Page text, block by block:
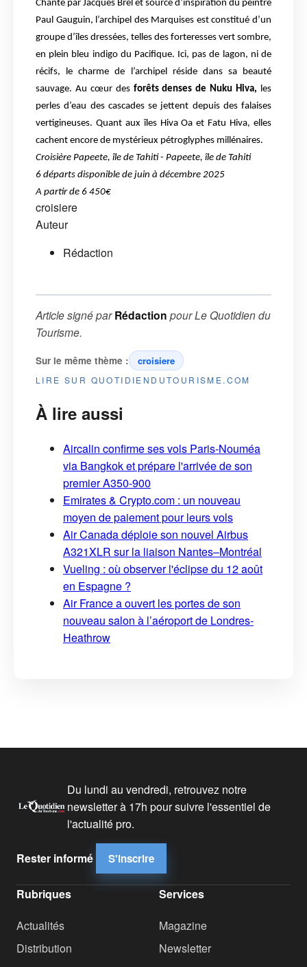
Chanté par Jacques Brel et source d’inspiration du peintre
Paul Gauguin, l’archipel des Marquises est constitué d’un
groupe d’îles dressées, telles des forteresses vert sombre,
en plein bleu indigo du Pacifique. Ici, pas de lagon, ni de
récifs, le charme de l’archipel réside dans sa beauté
sauvage. Au cœur desforêts denses de Nuku Hiva, les
perles d’eau des cascades se jettent depuis des falaises
vertigineuses. Quant aux îles Hiva Oa et Fatu Hiva, elles
cachent encore de mystérieux pétroglyphes millénaires.
Croisière Papeete, île de Tahiti - Papeete, île de Tahiti
6 départs disponible de juin à décembre 2025
A partir de 6 450€
croisiere
Auteur
Rédaction
Article signé parRédaction pourLe Quotidien du
Tourisme.
Sur le même thème : croisiere
LIRE SUR QUOTIDIENDUTOURISME.COM
À lire aussi
Aircalin confirme ses vols Paris-Nouméa
via Bangkok et prépare l'arrivée de son
premier A350-900
Emirates & Crypto.com : un nouveau
moyen de paiement pour leurs vols
Air Canada déploie son nouvel Airbus
A321XLR sur la liaison Nantes–Montréal
Vueling : où observer l'éclipse du 12 août
en Espagne ?
Air France a ouvert les portes de son
nouveau salon à l’aéroport de Londres-
Heathrow
Du lundi au vendredi, retrouvez notre
newsletter à 17h pour suivre l'essentiel de
l'actualité pro.
Rester informé S'inscrire
Rubriques
Actualités
Distribution
Services
Magazine
Newsletter